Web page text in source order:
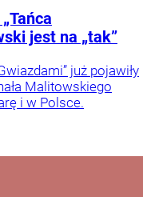
jest na „tak”
już pojawiły
Malitowskiego
i w Polsce.